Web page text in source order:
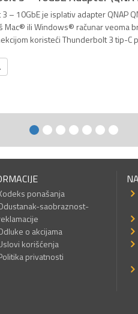
– 10GbE je isplativ adapter QNAP
Mac® ili Windows® računar veoma
koristeći Thunderbolt 3 tip-C
ponašanja
saobraznost-
o akcijama
korišćenja
privatnosti